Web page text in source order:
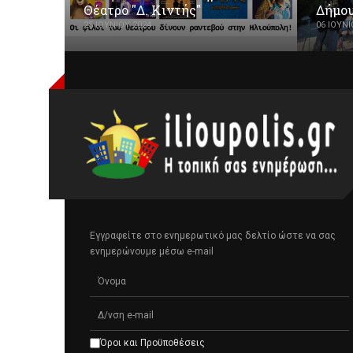
Θέατρο "Δ. Κιντής"
25 ΙΟΥΝΊΟΥ 2024 06
Εγγραφείτε στο ενημερωτικό μας δελτίο ώστε να σας
ενημερώνουμε μέσω e-mail
Όροι και Προϋποθέσεις